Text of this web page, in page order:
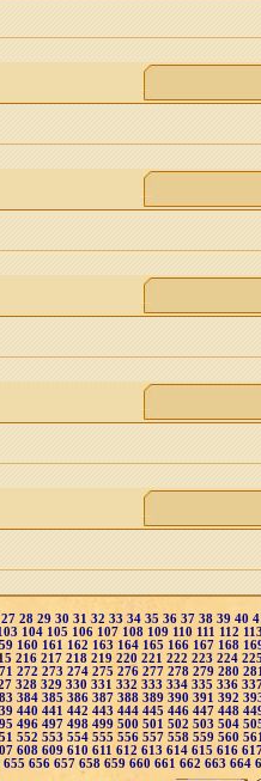
27 28 29 30 3132 33 34 35 36 37 38 39 40
104 105 106 107 108 109 110 111 112 113
160 161 162 163 164 165 166 167 168
216 217 218 219 220 221 222 223 224 225
272 273 274 275 276 277 278 279 280 281
328 329 330 331 332 333 334 335 336
384 385 386 387 388 389 390 391 392
440 441 442 443 444 445 446 447 448
496 497 498 499 500 501 502 503 504
552 553 554 555 556 557 558 559 560 561
608 609 610 611 612 613 614 615 616
655 656 657 658 659 660 661 662 663 664